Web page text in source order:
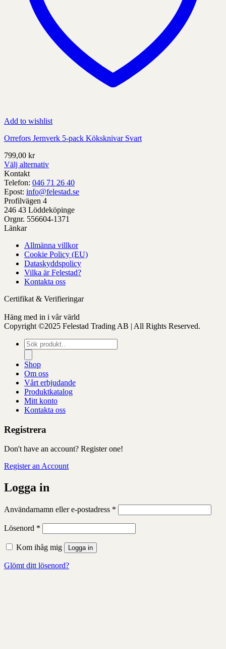
Add to wishlist
Orrefors Jernverk 5-pack Köksknivar Svart
799,00 kr
Välj alternativ
Denna
produkt
har
alternativ
som
kan
väljas
produktens
Kontakt
Telefon: 046 71 26 40
Epost: info@felestad.se
Profilvägen 4
246 43 Löddeköpinge
Orgnr. 556604-1371
Länkar
Allmänna villkor
Cookie Policy (EU)
Dataskyddspolicy
Vilka är Felestad?
Kontakta oss
Certifikat & Verifieringar
Häng med in i vår värld
Copyright ©2025 Felestad Trading AB | All Rights Reserved.
Produktsökning
Shop
Om oss
Vårt erbjudande
Produktkatalog
Mitt konto
Kontakta oss
Registrera
Don't have an account? Register one!
Register an Account
Logga in
Användarnamn eller e-postadress *
Lösenord *
Kom ihåg mig Logga in
Glömt ditt lösenord?